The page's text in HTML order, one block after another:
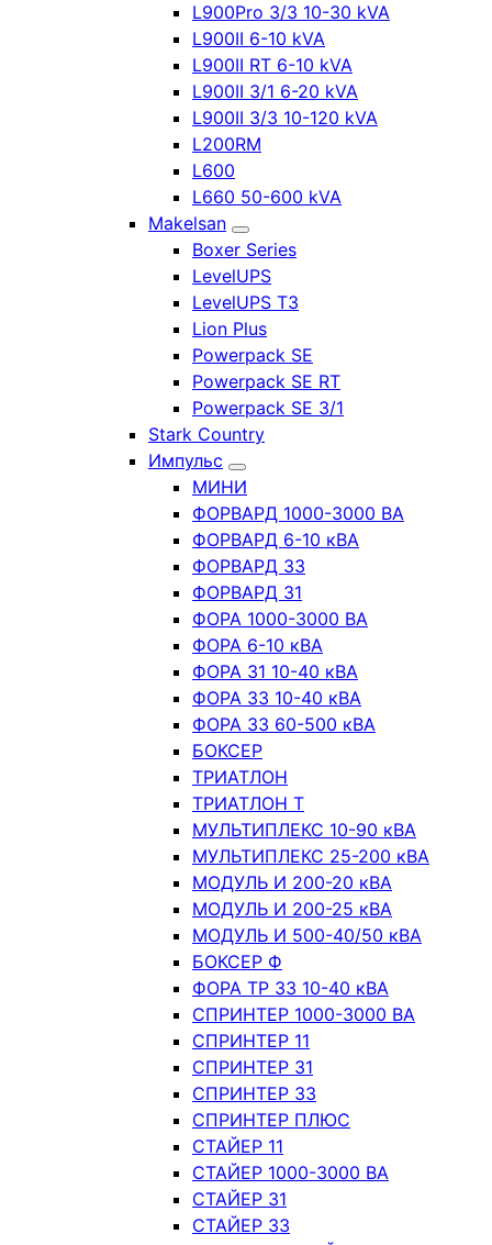
L900Pro 3/3 10-30 kVA
L900II 6-10 kVA
L900II RT 6-10 kVA
L900II 3/1 6-20 kVA
L900II 3/3 10-120 kVA
L200RM
L600
L660 50-600 kVA
Makelsan
Boxer Series
LevelUPS
LevelUPS T3
Lion Plus
Powerpack SE
Powerpack SE RT
Powerpack SE 3/1
Stark Country
Импульс
МИНИ
ФОРВАРД 1000-3000 ВА
ФОРВАРД 6-10 кВА
ФОРВАРД 33
ФОРВАРД 31
ФОРА 1000-3000 ВА
ФОРА 6-10 кВА
ФОРА 31 10-40 кВА
ФОРА 33 10-40 кВА
ФОРА 33 60-500 кВА
БОКСЕР
ТРИАТЛОН
ТРИАТЛОН Т
МУЛЬТИПЛЕКС 10-90 кВА
МУЛЬТИПЛЕКС 25-200 кВА
МОДУЛЬ И 200-20 кВА
МОДУЛЬ И 200-25 кВА
МОДУЛЬ И 500-40/50 кВА
БОКСЕР Ф
ФОРА ТР 33 10-40 кВА
СПРИНТЕР 1000-3000 ВА
СПРИНТЕР 11
СПРИНТЕР 31
СПРИНТЕР 33
СПРИНТЕР ПЛЮС
СТАЙЕР 11
СТАЙЕР 1000-3000 ВА
СТАЙЕР 31
СТАЙЕР 33